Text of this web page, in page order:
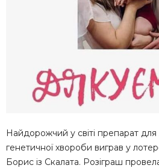
Найдорожчий у світі препарат для
генетичної хвороби виграв у
Борис із Скалата. Розіграш